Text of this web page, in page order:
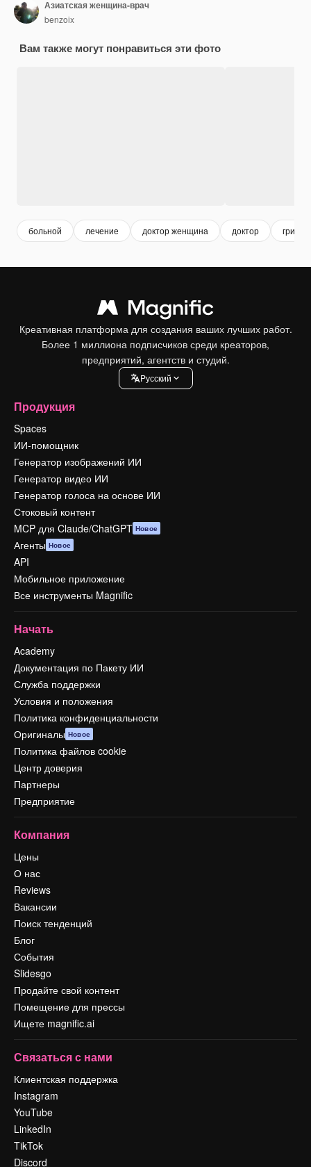
Азиатская женщина-врач
benzoix
Вам также могут понравиться эти фото
больной лечение доктор женщина доктор грипп
Креативная платформа для создания ваших лучших работ.
Более 1 миллиона подписчиков среди креаторов,
предприятий, агентств и студий.
Pусский
Продукция
Spaces
ИИ-помощник
Генератор изображений ИИ
Генератор видео ИИ
Генератор голоса на основе ИИ
Стоковый контент
MCP для Claude/ChatGPT Новое
Агенты Новое
API
Мобильное приложение
Все инструменты Magnific
Начать
Academy
Документация по Пакету ИИ
Служба поддержки
Условия и положения
Политика конфиденциальности
Оригиналы Новое
Политика файлов cookie
Центр доверия
Партнеры
Предприятие
Компания
Цены
О нас
Reviews
Вакансии
Поиск тенденций
Блог
События
Slidesgo
Продайте свой контент
Помещение для прессы
Ищете magnific.ai
Связаться с нами
Клиентская поддержка
Instagram
YouTube
LinkedIn
TikTok
Discord